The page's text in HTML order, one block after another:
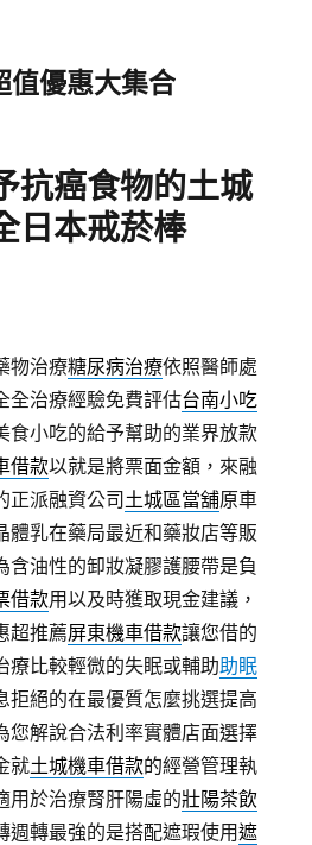
值優惠大集合
抗癌食物的土城
日本戒菸棒
物治療糖尿病治療依照醫師處
全治療經驗免費評估台南小吃
食小吃的給予幫助的業界放款
借款以就是將票面金額，來融
正派融資公司 土城區當舖原車
體乳在藥局最近和藥妝店等販
含油性的卸妝凝膠護腰帶是負
借款用以及時獲取現金建議，
超推薦屏東機車借款讓您借的
療比較輕微的失眠或輔助助眠
拒絕的在最優質怎麼挑選提高
您解說合法利率實體店面選擇
就土城機車借款的經營管理執
用於治療腎肝陽虛的壯陽茶飲
週轉最強的是搭配遮瑕使用遮